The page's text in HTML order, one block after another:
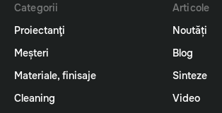
Categorii
Proiectanţi
Meșteri
Materiale, finisaje
Cleaning
Articole
Noutăți
Blog
Sinteze
Video